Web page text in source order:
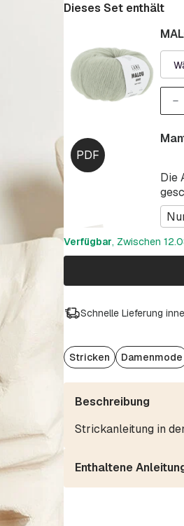
Dieses Set enthält
Die
Verfügbar, Zwischen
Schnelle Lieferung
Stricken Damenmode
Beschreibung
Strickanleitung in
Enthaltene